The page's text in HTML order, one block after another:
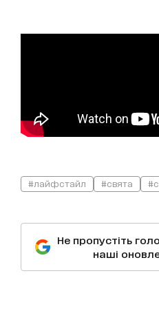
#лайфстайл #свята
Не пропустіть
наші